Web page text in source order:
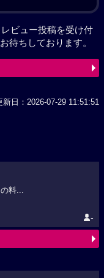
ビュー投稿を受け付
待ちしております。
新日：2026-07-29 11:51:51
料...
-